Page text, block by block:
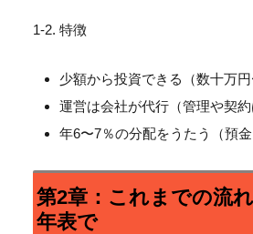
1-2. 特徴
少額から投資できる（数十万円
運営は会社が代行（管理や契約
年6〜7％の分配をうたう（預金
第2章：これまでの流
年表で